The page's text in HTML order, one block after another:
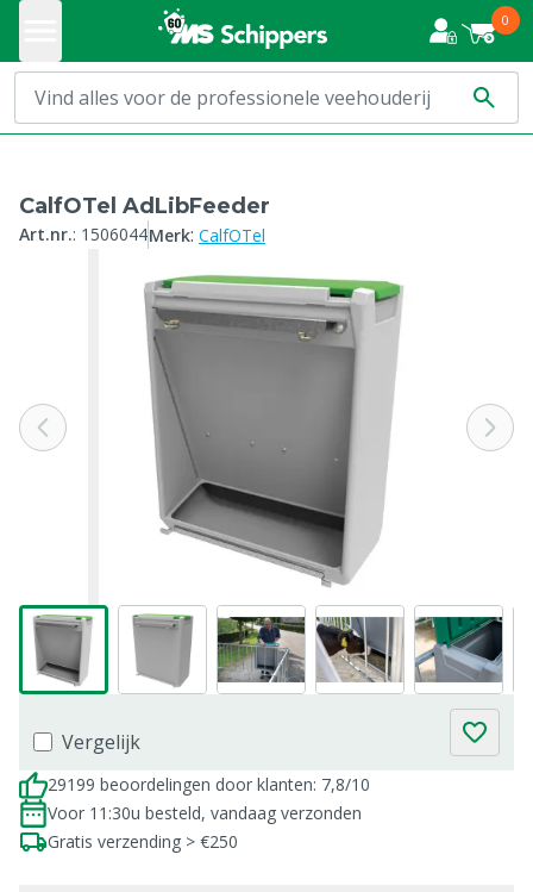
0
CalfOTel AdLibFeeder
Art.nr.: 1506044Merk: CalfOTel
Vergelijk
29199 beoordelingen door klanten: 7,8/10
Voor 11:30u besteld, vandaag verzonden
Gratis verzending > €250